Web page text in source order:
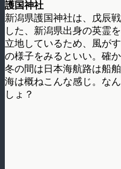
護国神社
新潟県護国神社は、戊辰
した、新潟県出身の英霊
立地しているため、風が
の様子をみるといい。確
冬の間は日本海航路は船
海は概ねこんな感じ。な
しょ？